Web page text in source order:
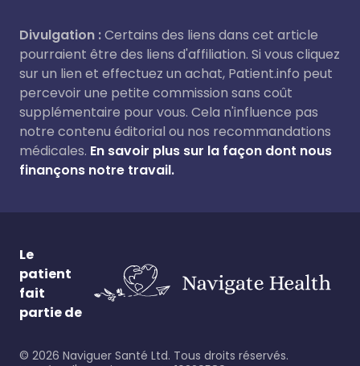
Divulgation :Certains des liens dans cet article
pourraient être des liens d'affiliation. Si vous cliquez
sur un lien et effectuez un achat, Patient.info peut
percevoir une petite commission sans coût
supplémentaire pour vous. Cela n'influence pas
notre contenu éditorial ou nos recommandations
médicales. En savoir plus sur la façon dont nous
finançons notre travail.
Le
patient
fait
partie de
© 2026 Naviguer Santé Ltd. Tous droits réservés.